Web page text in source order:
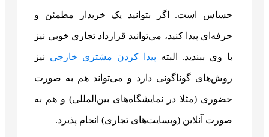
حساس است. اگر بتوانید یک خریدار مطمئن و
حرفه‌ای پیدا کنید، می‌توانید قرارداد تجاری خوبی نیز
با وی ببندید. البته پیدا کردن مشتری خارجی نیز
روش‌های گوناگونی دارد و می‌تواند هم به صورت
حضوری (مثلا در نمایشگاه‌های بین‌المللی) و هم به
صورت آنلاین (وبسایت‌های تجاری) انجام پذیرد.